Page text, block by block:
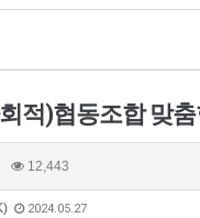
적)협동조합 맞
12,443
2024.05.27